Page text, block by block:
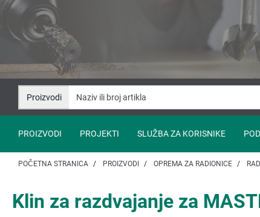
Idi
sadržaj
Idi
navigaciju
Proizvodi
PROIZVODI PROJEKTI SLUŽBA ZA KORISNIKE
POČETNA STRANICA PROIZVODI OPREMA ZA RADIONICE
Klin za razdvajanje za